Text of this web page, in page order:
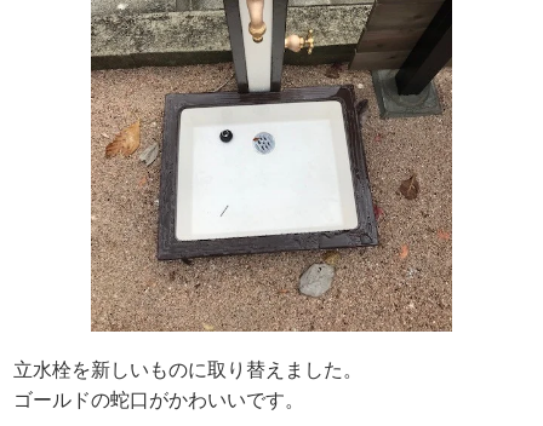
立水栓を新しいものに取り替えました。
ゴールドの蛇口がかわいいです。